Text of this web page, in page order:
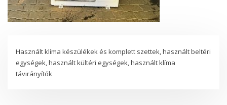
Használt klíma készülékek és komplett szettek, használt beltéri
egységek, használt kültéri egységek, használt klíma
távirányítók